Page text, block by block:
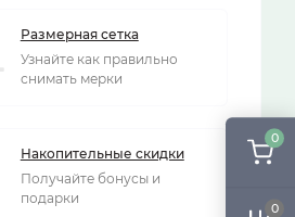
0
0
Размерная сетка
Узнайте как правильно
снимать мерки
Накопительные скидки
Получайте бонусы и
подарки